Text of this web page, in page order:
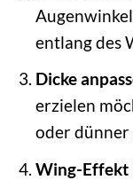
entlang des
Dicke
erzielen
oder dünner
Wing-Effekt